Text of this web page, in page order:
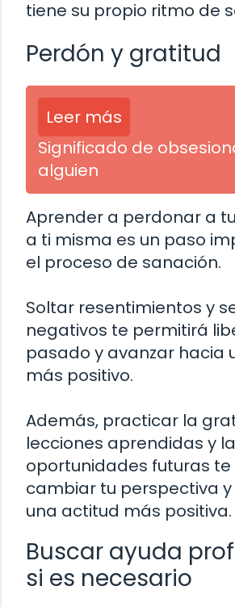
tiene su propio ritmo de
Perdón y gratitud
Leer más
Significado de
alguien
Aprender a perdonar a
a ti misma es un paso
el proceso de sanación.
Soltar resentimientos y
negativos te permitirá
pasado y avanzar hacia
más positivo.
Además, practicar la
lecciones aprendidas y
oportunidades futuras
cambiar tu perspectiva
una actitud más positiva.
Buscar ayuda
si es necesario